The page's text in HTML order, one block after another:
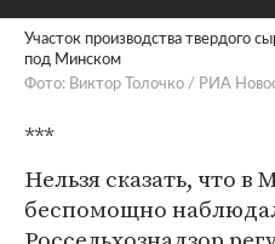
Участок производства твердого
под Минском
Фото: Виктор Толочко / РИА
***
Нельзя сказать, что в
беспомощно